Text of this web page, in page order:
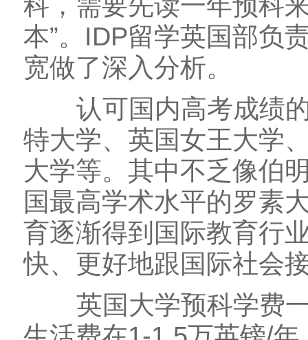
本”。IDP留学英国部负
宽做了深入分析。
认可国内高考成绩的
特大学、英国女王大学
大学等。其中不乏像伯
国最高学术水平的罗素
育逐渐得到国际教育行
快、更好地跟国际社会
英国大学预科学费一